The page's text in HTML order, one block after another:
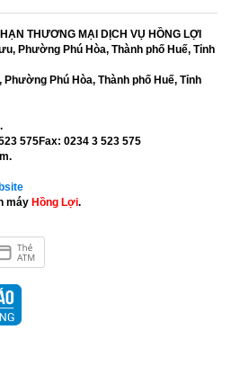
THƯƠNG MẠI DỊCH VỤ HỒNG LỢI
Phường Phú Hòa, Thành phố Huế, Tỉnh
Phú Hòa, Thành phố Huế, Tỉnh
575Fax: 0234 3 523 575
máy Hồng Lợi.